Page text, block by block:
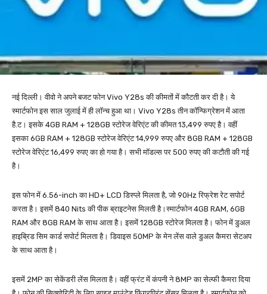
नई दिल्ली। वीवो ने अपने बजट फोन Vivo Y28s की कीमतों में कौटती कर दी है। ये
स्मार्टफोन इस साल जुलाई में ही लॉन्च हुआ था। Vivo Y28s तीन कॉन्फिग्रेशन में आता
है.ट। इसके 4GB RAM + 128GB स्टोरेज वेरिएंट की कीमत 13,499 रुपए है। वहीं
इसका 6GB RAM + 128GB स्टोरेज वेरिएंट 14,999 रुपए और 8GB RAM + 128GB
स्टोरेज वेरिएंट 16,499 रुपए का हो गया है। सभी मॉडल्स पर 500 रुपए की कटौती की गई
है।
इस फोन में 6.56-inch का HD+ LCD डिस्प्ले मिलता है, जो 90Hz रिफ्रेश रेट सपोर्ट
करता है। इसमें 840 Nits की पीक ब्राइटनेस मिलती है।स्मार्टफोन 4GB RAM, 6GB
RAM और 8GB RAM के साथ आता है। इसमें 128GB स्टोरेज मिलता है। फोन में डुअल
हाइब्रिड सिम कार्ड सपोर्ट मिलता है। डिवाइस 50MP के मेन लेंस वाले डुअल कैमरा सेटअप
के साथ आता है।
इसमें 2MP का सेकेंडरी लेंस मिलता है। वहीं फ्रंट में कंपनी ने 8MP का सेल्फी कैमरा दिया